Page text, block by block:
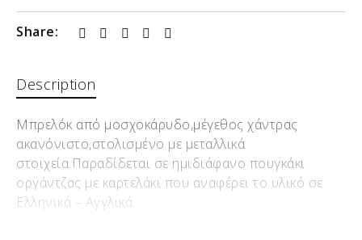
Share:
Description
Μπρελόκ από μοσχοκάρυδο,μέγεθος χάντρας
ακανόνιστο,στολισμένο με μεταλλικά
στοιχεία.Παραδίδεται σε ημιδιάφανο πουγκάκι
οργάντζας με καρτελάκι που αναφέρει το υλικό σε
Ελληνικά – Αγγλικά.